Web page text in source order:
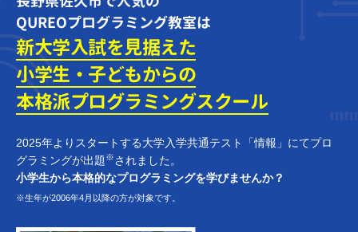
QUREOプログラミング教室は
新大学入試を見据えた
小学生・子どもからの
本格派プログラミングスクール
2025年よりスタートする大学入学共通テスト「情報」にてプロ
グラミングが出題※されました。
小学生から本格的なプログラミングを学びませんか？
※生年が2006年4月以降の方が対象です。